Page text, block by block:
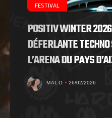
FESTIVAL
POSITIV WINTER
DÉFERLANTE
L’ARENA DU PAYS
MALO 26/02/2026